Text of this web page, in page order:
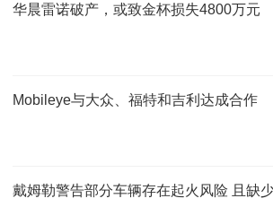
华晨雷诺破产，或致金杯损失4800万元
Mobileye与大众、福特和吉利达成合作
戴姆勒警告部分车辆存在起火风险 且缺